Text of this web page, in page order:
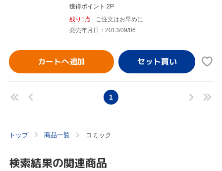
獲得ポイント 2P
残り1点
ご注文はお早めに
発売年月日：2013/09/06
カートへ追加
1
トップ 商品一覧 コミック
検索結果の関連商品